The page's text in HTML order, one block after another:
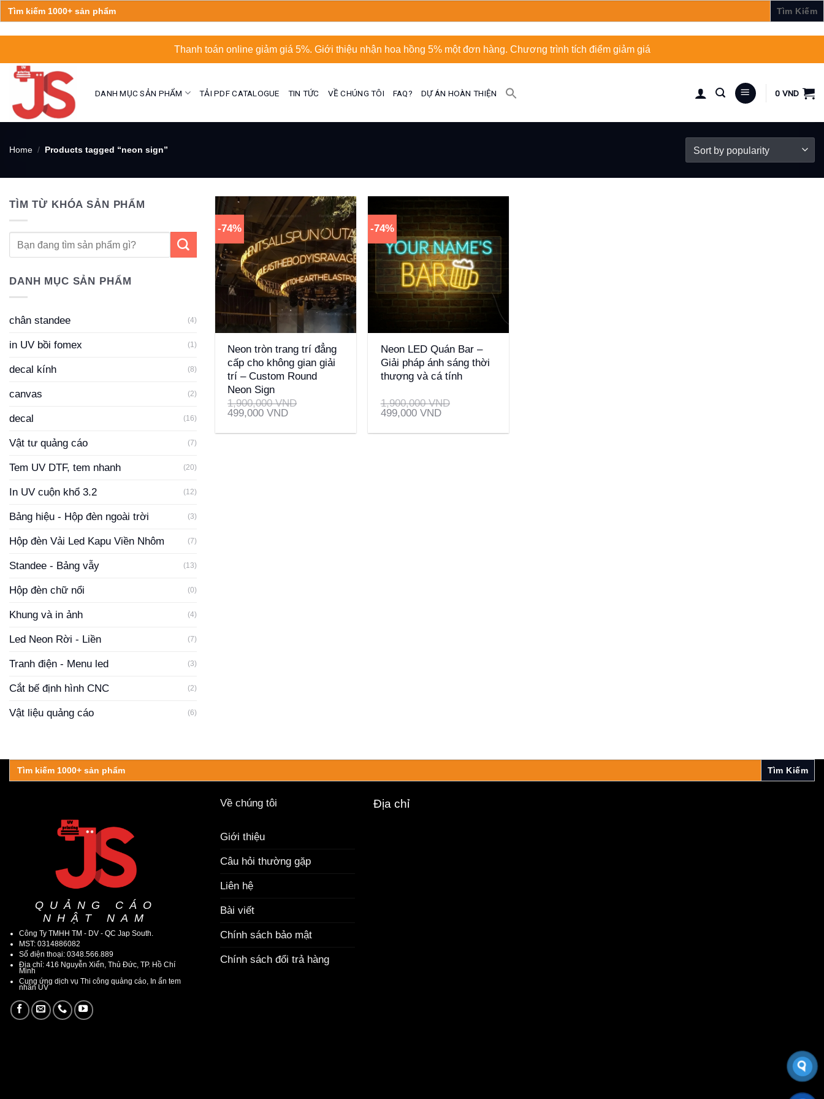
Search
for:
to
content
Thanh toán online giảm giá 5%. Giới thiệu nhận hoa hồng 5% một đơn hàng. Chương trình tích điểm giảm giá
DANH MỤC SẢN PHẨM TẢI PDF CATALOGUE TIN TỨC VỀ CHÚNG TÔI FAQ? DỰ ÁN HOÀN THIỆN 0 VND
Home / Products tagged “neon sign”
TÌM TỪ KHÓA SẢN PHẨM
Search
DANH MỤC SẢN PHẨM
chân standee (4)
in UV bồi fomex (1)
decal kính (8)
canvas (2)
decal (16)
Vật tư quảng cáo (7)
Tem UV DTF, tem nhanh (20)
In UV cuộn khổ 3.2 (12)
Bảng hiệu - Hộp đèn ngoài trời (3)
Hộp đèn Vải Led Kapu Viền Nhôm (7)
Standee - Bảng vẫy (13)
Hộp đèn chữ nổi (0)
Khung và in ảnh (4)
Led Neon Rời - Liền (7)
Tranh điện - Menu led (3)
Cắt bế định hình CNC (2)
Vật liệu quảng cáo (6)
-74%
Neon tròn trang trí đẳng
cấp cho không gian giải
trí – Custom Round
Neon Sign
1,900,000VND
499,000VND
-74%
Neon LED Quán Bar –
Giải pháp ánh sáng thời
thượng và cá tính
1,900,000VND
499,000 VND
Search
for:
QUẢNG CÁO
NHẬT NAM
Công Ty TMHH TM - DV - QC Jap South.
MST: 0314886082
Số điện thoại: 0348.566.889
Địa chỉ: 416 Nguyễn Xiển, Thủ Đức, TP. Hồ Chí
Minh
Cung ứng dịch vụ Thi công quảng cáo, In ấn tem
nhãn UV
Về chúng tôi
Giới thiệu
Câu hỏi thường gặp
Liên hệ
Bài viết
Chính sách bảo mật
Chính sách đổi trả hàng
Địa chỉ